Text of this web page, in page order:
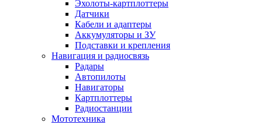
Эхолоты-картплоттеры
Датчики
Кабели и адаптеры
Аккумуляторы и ЗУ
Подставки и крепления
Навигация и радиосвязь
Радары
Автопилоты
Навигаторы
Картплоттеры
Радиостанции
Мототехника